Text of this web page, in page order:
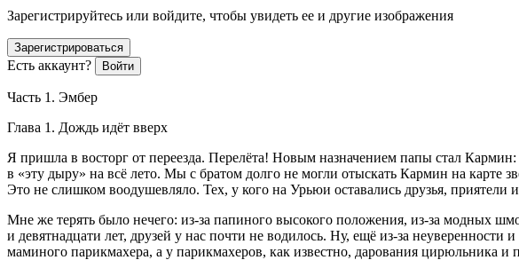
Зарегистрируйтесь или войдите, чтобы увидеть ее и другие изображения
Зарегистрироваться
Есть аккаунт? Войти
Часть 1. Эмбер
Глава 1. Дождь идёт вверх
Я пришла в восторг от переезда. Перелёта! Новым назначением папы стал
в «эту дыру» на всё лето. Мы с братом долго не могли отыскать Кармин на карте
Это не слишком воодушевляло. Тех, у кого на Урьюи оставались друзья,
Мне же терять было нечего: из-за папиного высокого положения, из-за модных
и девятнадцати лет, друзей у нас почти не водилось. Ну, ещё из-за
маминого парикмахера, а у парикмахеров, как известно, дарования цирюльника и